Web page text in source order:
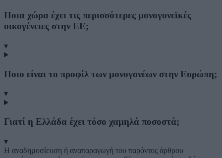
Ποια χώρα έχει τις περισσότερες μονογονεϊκές
οικογένειες στην ΕΕ;
▾
Ποιο είναι το προφίλ των μονογονέων στην Ευρώπη;
▾
Γιατί η Ελλάδα έχει τόσο χαμηλά ποσοστά;
▾
Η αναδημοσίευση ή αναπαραγωγή του παρόντος άρθρου